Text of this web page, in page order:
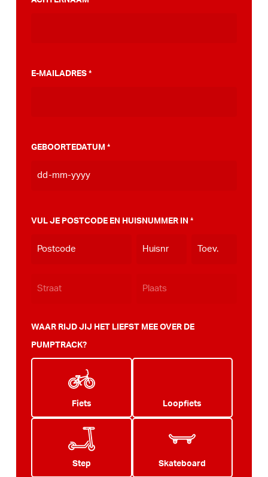
E-MAILADRES *
GEBOORTEDATUM *
MM
JJJJ
VUL JE POSTCODE EN HUISNUMMER IN *
WAAR RIJD JIJ HET LIEFST MEE OVER DE
PUMPTRACK?
Fiets Loopfiets
Step Skateboard